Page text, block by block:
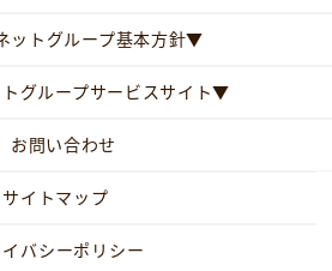
ットグループ基本方針▼
グループサービスサイト▼
お問い合わせ
サイトマップ
バシーポリシー